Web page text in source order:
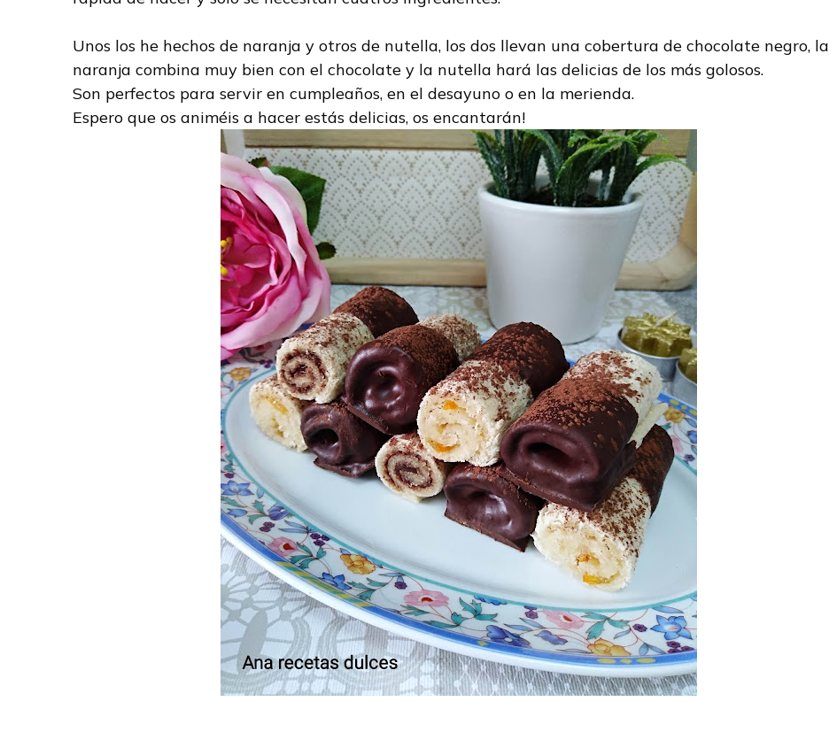
Unos los he hechos de naranja y otros de nutella, los dos llevan una cobertura de chocolate negro, la
naranja combina muy bien con el chocolate y la nutella hará las delicias de los más golosos.
Son perfectos para servir en cumpleaños, en el desayuno o en la merienda.
Espero que os animéis a hacer estás delicias, os encantarán!